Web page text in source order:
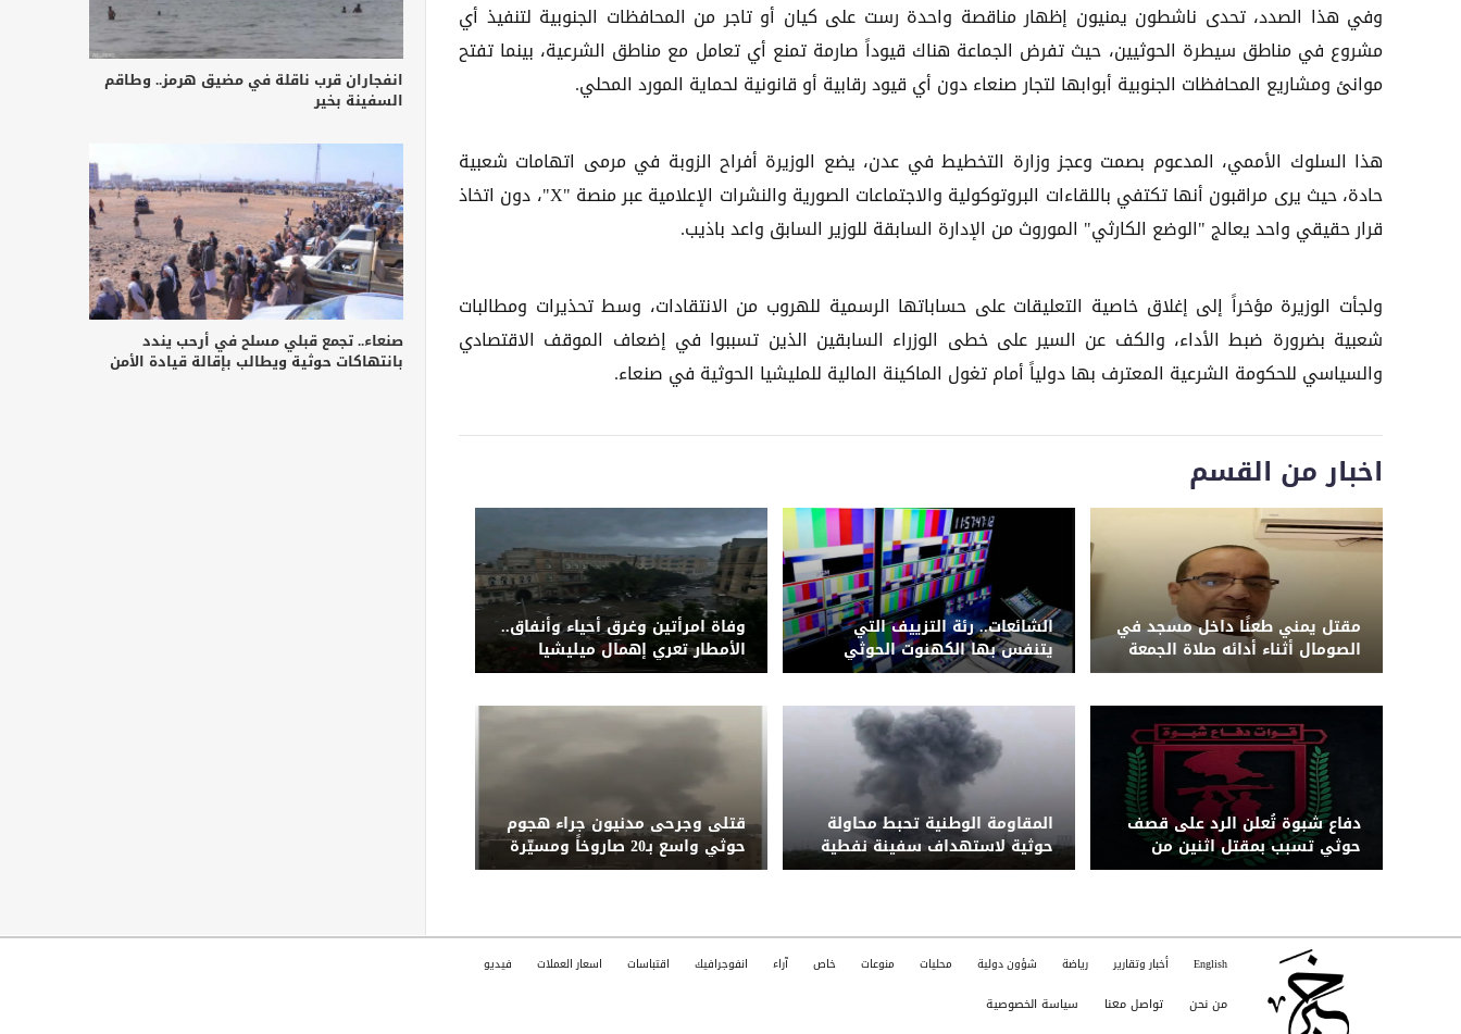
وفي هذا الصدد، تحدى ناشطون يمنيون إظهار مناقصة واحدة رست على كيان أو تاجر من المحافظات الجنوبية لتنفيذ أي
مشروع في مناطق سيطرة الحوثيين، حيث تفرض الجماعة هناك قيوداً صارمة تمنع أي تعامل مع مناطق الشرعية، بينما تفتح
موانئ ومشاريع المحافظات الجنوبية أبوابها لتجار صنعاء دون أي قيود رقابية أو قانونية لحماية المورد المحلي.
هذا السلوك الأممي، المدعوم بصمت وعجز وزارة التخطيط في عدن، يضع الوزيرة أفراح الزوبة في مرمى اتهامات شعبية
حادة، حيث يرى مراقبون أنها تكتفي باللقاءات البروتوكولية والاجتماعات الصورية والنشرات الإعلامية عبر منصة "X"، دون اتخاذ
قرار حقيقي واحد يعالج "الوضع الكارثي" الموروث من الإدارة السابقة للوزير السابق واعد باذيب.
ولجأت الوزيرة مؤخراً إلى إغلاق خاصية التعليقات على حساباتها الرسمية للهروب من الانتقادات، وسط تحذيرات ومطالبات
شعبية بضرورة ضبط الأداء، والكف عن السير على خطى الوزراء السابقين الذين تسببوا في إضعاف الموقف الاقتصادي
والسياسي للحكومة الشرعية المعترف بها دولياً أمام تغول الماكينة المالية للمليشيا الحوثية في صنعاء.
اخبار من القسم
مقتل يمني طعنًا داخل مسجد في
الصومال أثناء أدائه صلاة الجمعة
الشائعات.. رئة التزييف التي
يتنفس بها الكهنوت الحوثي
وفاة امرأتين وغرق أحياء وأنفاق..
الأمطار تعري إهمال ميليشيا
الحوثي لشبكة التصريف بصنعاء
دفاع شبوة تُعلن الرد على قصف
حوثي تسبب بمقتل اثنين من
قواتها بجبهة حريب
المقاومة الوطنية تحبط محاولة
حوثية لاستهداف سفينة نفطية
بزورق مفخخ قبالة المخا
قتلى وجرحى مدنيون جراء هجوم
حوثي واسع بـ20 صاروخاً ومسيّرة
على مأرب وشبوة
انفجاران قرب ناقلة في مضيق هرمز.. وطاقم
السفينة بخير
صنعاء.. تجمع قبلي مسلح في أرحب يندد
بانتهاكات حوثية ويطالب بإقالة قيادة الأمن
English أخبار وتقارير رياضة شؤون دولية محليات منوعات خاص آراء انفوجرافيك اقتباسات اسعار العملات فيديو
من نحن تواصل معنا سياسة الخصوصية